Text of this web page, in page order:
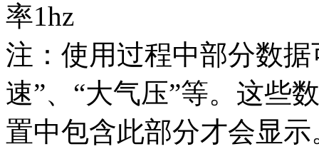
率1hz
注：使用过程中部分数
速”、“大气压”等。这些
置中包含此部分才会显示